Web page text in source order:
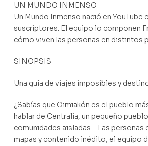
UN MUNDO INMENSO
Un Mundo Inmenso nació en
suscriptores. El equipo lo componen
cómo viven las personas en distintos
SINOPSIS
Una guía de viajes imposibles y
¿Sabías que Oimiakón es el pueblo
hablar de Centralia, un pequeño
comunidades aisladas… Las personas
mapas y contenido inédito, el equipo